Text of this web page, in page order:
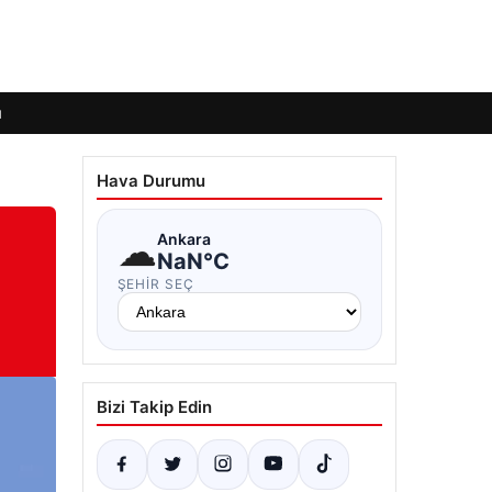
Hava Durumu
☁Ankara
NaN°C
ŞEHIR SEÇ
Bizi Takip Edin